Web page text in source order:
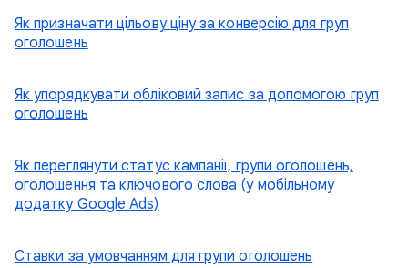
Як призначати цільову ціну за конверсію для груп
оголошень
Як упорядкувати обліковий запис за допомогою груп
оголошень
Як переглянути статус кампанії, групи оголошень,
оголошення та ключового слова (у мобільному
додатку Google Ads)
Ставки за умовчанням для групи оголошень